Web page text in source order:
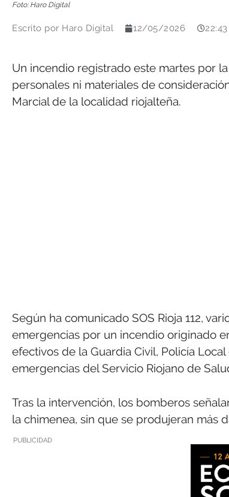
Foto: Haro Digital
Escrito por Haro Digital 12/05/2026 22:43
Un incendio registrado este martes por
personales ni materiales de
Marcial de la localidad riojalteña.
Según ha comunicado SOS Rioja 112,
emergencias por un incendio originado
efectivos de la Guardia Civil, Policía
emergencias del Servicio Riojano de
Tras la intervención, los bomberos
la chimenea, sin que se produjeran más
PUBLICIDAD